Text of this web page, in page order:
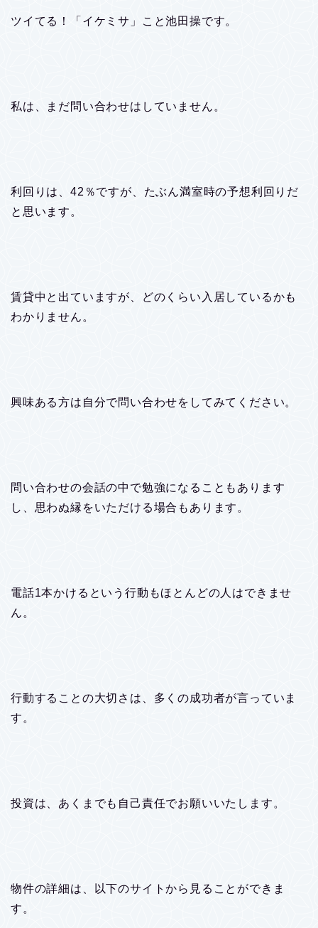
ツイてる！「イケミサ」こと池田操です。
私は、まだ問い合わせはしていません。
利回りは、42％ですが、たぶん満室時の予想利回りだ
と思います。
賃貸中と出ていますが、どのくらい入居しているかも
わかりません。
興味ある方は自分で問い合わせをしてみてください。
問い合わせの会話の中で勉強になることもあります
し、思わぬ縁をいただける場合もあります。
電話1本かけるという行動もほとんどの人はできませ
ん。
行動することの大切さは、多くの成功者が言っていま
す。
投資は、あくまでも自己責任でお願いいたします。
物件の詳細は、以下のサイトから見ることができま
す。